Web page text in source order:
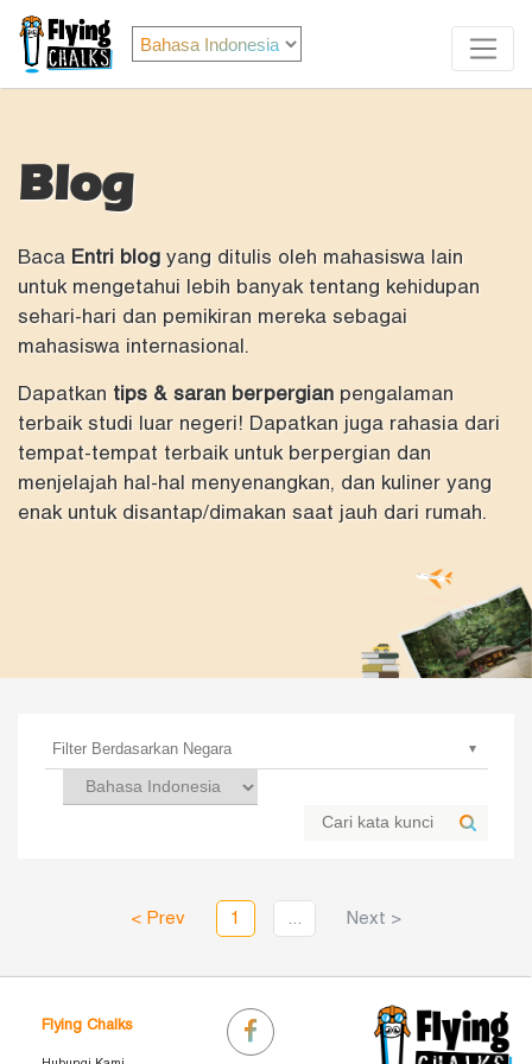
Blog
Baca Entri blogyang ditulis oleh mahasiswa lain
untuk mengetahui lebih banyak tentang kehidupan
sehari-hari dan pemikiran mereka sebagai
mahasiswa internasional.
Dapatkan tips & saran berpergianpengalaman
terbaik studi luar negeri! Dapatkan juga rahasia dari
tempat-tempat terbaik untuk berpergian dan
menjelajah hal-hal menyenangkan, dan kuliner yang
enak untuk disantap/dimakan saat jauh dari rumah.
< Prev 1 Next >
Flying Chalks